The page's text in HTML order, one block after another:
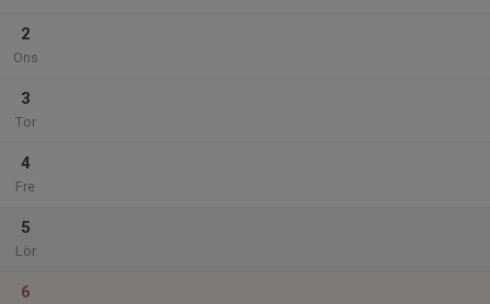
2
Ons
3
Tor
4
Fre
5
Lör
6